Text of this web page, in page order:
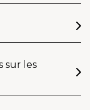
sur les